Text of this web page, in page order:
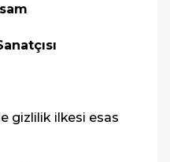
gizlilik ilkesi esas